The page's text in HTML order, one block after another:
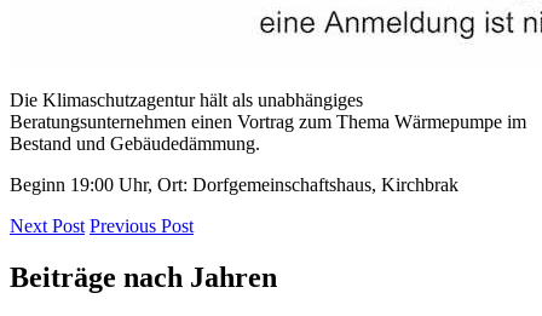
Die Klimaschutzagentur hält als unabhängiges
Beratungsunternehmen einen Vortrag zum Thema Wärmepumpe im
Bestand und Gebäudedämmung.
Beginn 19:00 Uhr, Ort: Dorfgemeinschaftshaus, Kirchbrak
Next Post Previous Post
Beiträge nach Jahren